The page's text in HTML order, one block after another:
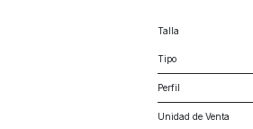
Talla
Tipo
Perfil
Unidad de Venta